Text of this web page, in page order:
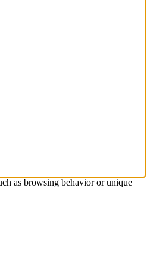
as browsing behavior or unique